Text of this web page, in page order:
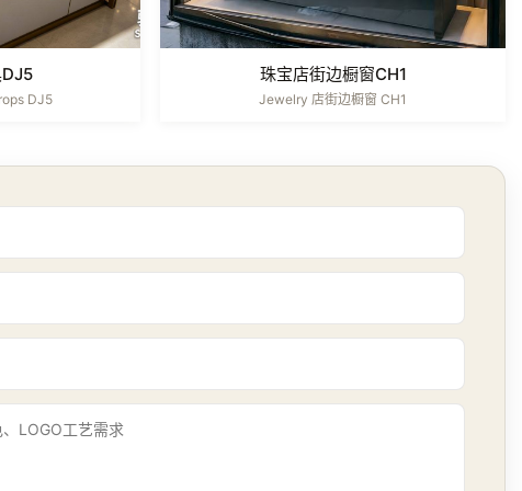
DJ5
珠宝店街边橱窗CH1
Jewelry 店街边橱窗 CH1